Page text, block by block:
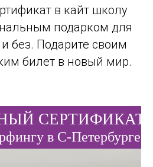
в кайт школу
подарком для
без. Подарите своим
билет в новый мир.